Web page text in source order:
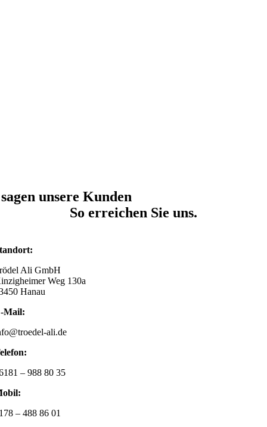
unsere Kunden
So erreichen Sie uns.
Ali GmbH
Weg 130a
Hanau
Mail:
ali.de
– 988 80 35
– 488 86 01